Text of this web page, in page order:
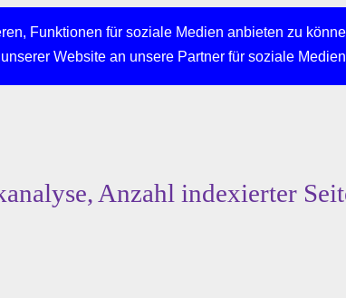
Funktionen für soziale Medien anbieten zu
Website an unsere Partner für soziale
Anzahl indexierter